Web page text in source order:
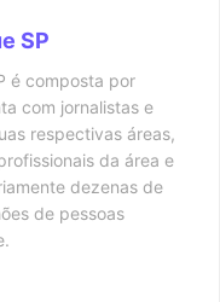
SP
é composta por
com jornalistas e
respectivas áreas,
da área e
dezenas de
de pessoas